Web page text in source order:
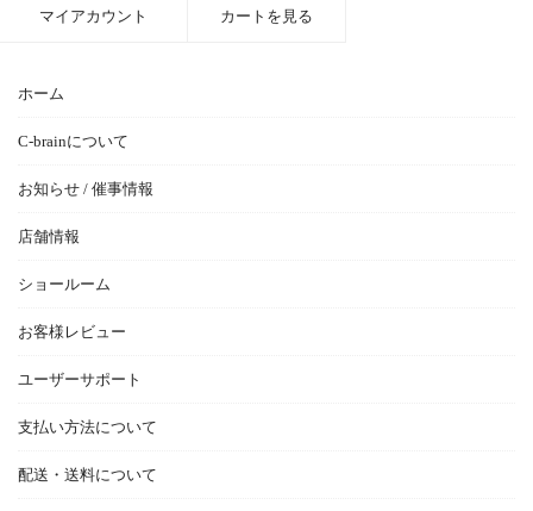
ホーム
C-brainについて
お知らせ / 催事情報
店舗情報
ショールーム
お客様レビュー
ユーザーサポート
支払い方法について
配送・送料について
マイアカウント カートを見る